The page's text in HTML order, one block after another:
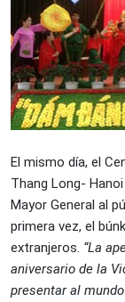
El mismo día, el
Thang Long-
Mayor General al
primera vez, el
extranjeros. “La
aniversario de la
presentar al